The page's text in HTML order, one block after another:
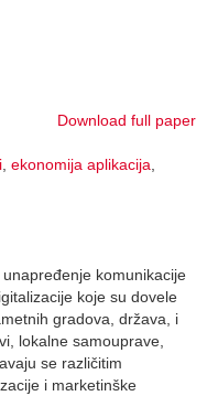
Download full paper
, ekonomija aplikacija,
komunikacije
koje su dovele
gradova, država, i
lokalne samouprave,
se različitim
i marketinške